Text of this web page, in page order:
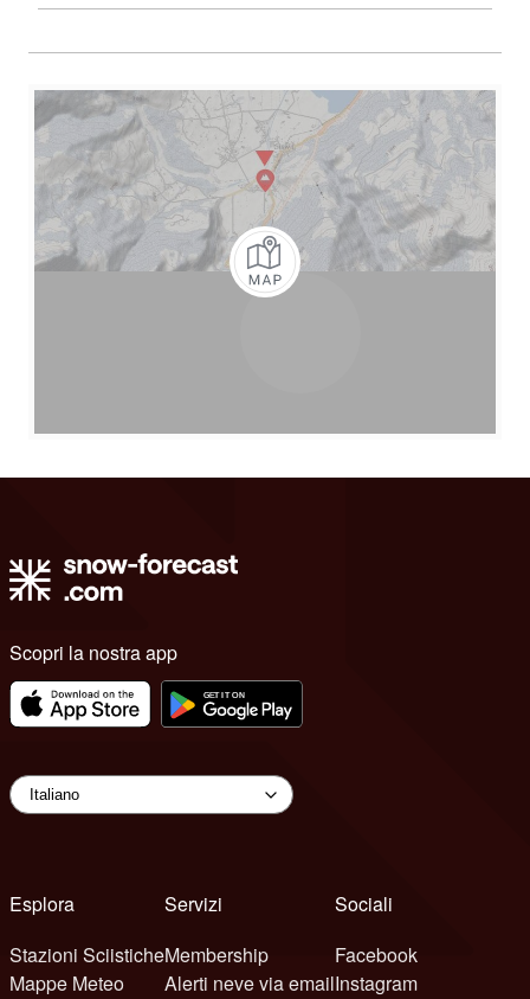
Scopri la nostra app
Esplora
Stazioni Sciistiche
Mappe Meteo
Servizi
Membership
Alerti neve via email
Sociali
Facebook
Instagram